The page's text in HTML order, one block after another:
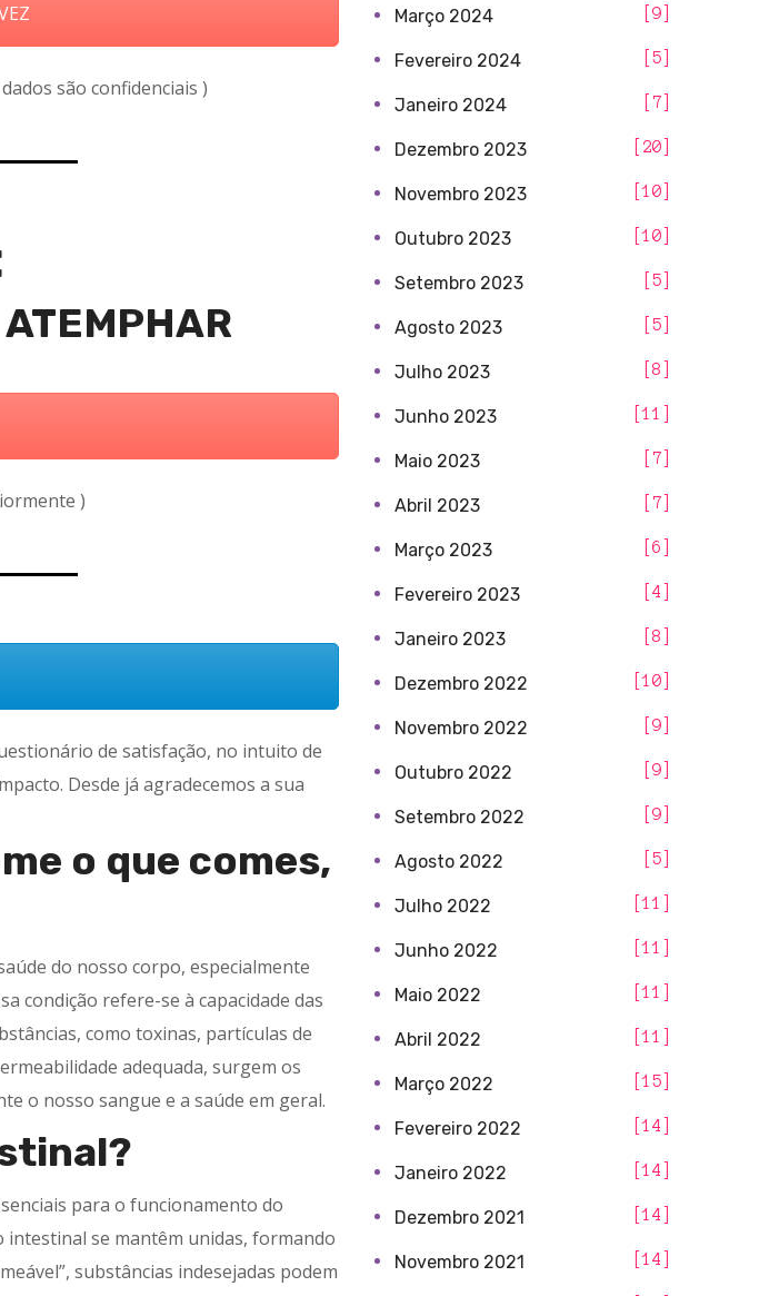
são confidenciais )
)
de satisfação, no intuito de
Desde já agradecemos a sua
o que comes,
do nosso corpo, especialmente
condição refere-se à capacidade das
como toxinas, partículas de
adequada, surgem os
o nosso sangue e a saúde em geral.
para o funcionamento do
intestinal se mantêm unidas, formando
substâncias indesejadas podem
Março 2024 9
Fevereiro 2024 5
Janeiro 2024 7
Dezembro 2023 20
Novembro 2023 10
Outubro 2023 10
Setembro 2023 5
Agosto 2023 5
Julho 2023 8
Junho 2023 11
Maio 2023 7
Abril 2023 7
Março 2023 6
Fevereiro 2023 4
Janeiro 2023 8
Dezembro 2022 10
Novembro 2022 9
Outubro 2022 9
Setembro 2022 9
Agosto 2022 5
Julho 2022 11
Junho 2022 11
Maio 2022 11
Abril 2022 11
Março 2022 15
Fevereiro 2022 14
Janeiro 2022 14
Dezembro 2021 14
Novembro 2021 14